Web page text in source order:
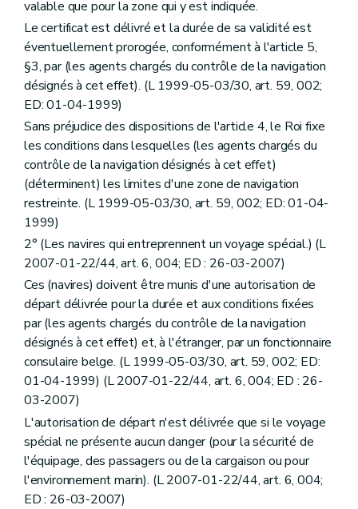
valable que pour la zone qui y est indiquée.
Le certificat est délivré et la durée de sa validité est
éventuellement prorogée, conformément à l'article 5,
§3, par (les agents chargés du contrôle de la navigation
désignés à cet effet). (L 1999-05-03/30, art. 59, 002;
ED: 01-04-1999)
Sans préjudice des dispositions de l'article 4, le Roi fixe
les conditions dans lesquelles (les agents chargés du
contrôle de la navigation désignés à cet effet)
(déterminent) les limites d'une zone de navigation
restreinte. (L 1999-05-03/30, art. 59, 002; ED: 01-04-
1999)
2° (Les navires qui entreprennent un voyage spécial.) (L
2007-01-22/44, art. 6, 004; ED : 26-03-2007)
Ces (navires) doivent être munis d'une autorisation de
départ délivrée pour la durée et aux conditions fixées
par (les agents chargés du contrôle de la navigation
désignés à cet effet) et, à l'étranger, par un fonctionnaire
consulaire belge. (L 1999-05-03/30, art. 59, 002; ED:
01-04-1999) (L 2007-01-22/44, art. 6, 004; ED : 26-
03-2007)
L'autorisation de départ n'est délivrée que si le voyage
spécial ne présente aucun danger (pour la sécurité de
l'équipage, des passagers ou de la cargaison ou pour
l'environnement marin). (L 2007-01-22/44, art. 6, 004;
ED : 26-03-2007)